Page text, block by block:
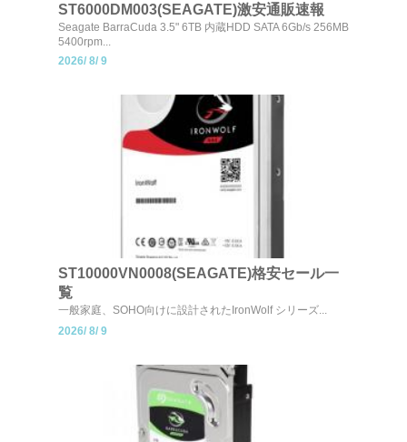
ST6000DM003(SEAGATE)激安通販速報
Seagate BarraCuda 3.5" 6TB 内蔵HDD SATA 6Gb/s 256MB
5400rpm...
2026/ 8/ 9
ST10000VN0008(SEAGATE)格安セール一
覧
一般家庭、SOHO向けに設計されたIronWolf シリーズ...
2026/ 8/ 9